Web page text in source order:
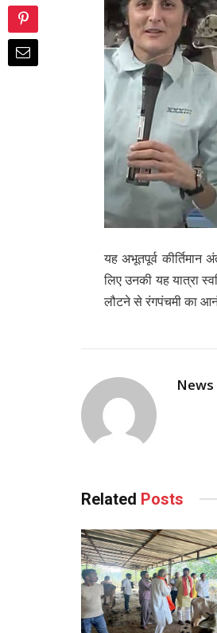
यह अभूतपूर्व कीर्तिमान
लिए उनकी यह यात्रा
लौटने से रंगपंचमी का
Related Posts